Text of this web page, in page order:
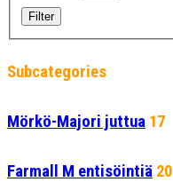
Filter
Subcategories
Mörkö-Majori juttua 17
Farmall M entisöintiä 20